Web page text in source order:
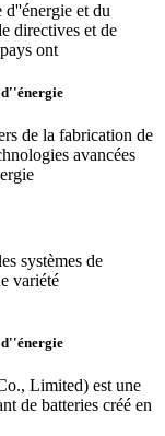
d''énergie et du
directives et de
ont
d''énergie
de la fabrication de
avancées
systèmes de
variété
d''énergie
Limited) est une
de batteries créé en